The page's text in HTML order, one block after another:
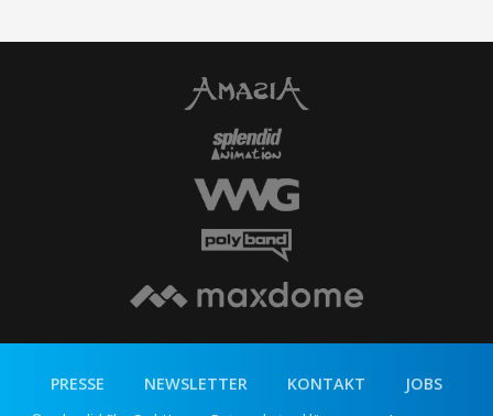
PRESSE NEWSLETTER KONTAKT JOBS